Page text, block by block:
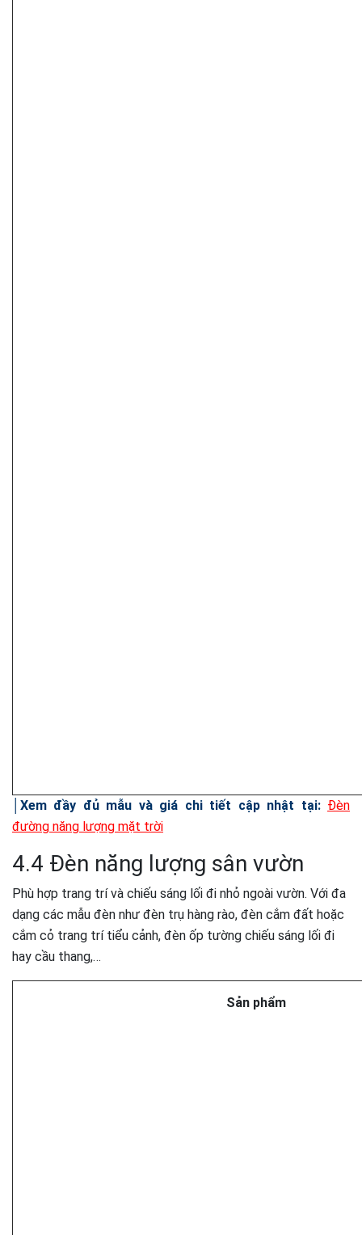
│Xem đầy đủ mẫu và giá chi tiết cập nhật tại: Đèn
đường năng lượng mặt trời
4.4 Đèn năng lượng sân vườn
Phù hợp trang trí và chiếu sáng lối đi nhỏ ngoài vườn. Với đa
dạng các mẫu đèn như đèn trụ hàng rào, đèn cắm đất hoặc
cắm cỏ trang trí tiểu cảnh, đèn ốp tường chiếu sáng lối đi
hay cầu thang,…
Sản phẩm